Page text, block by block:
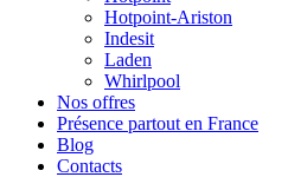
Hotpoint-Ariston
Indesit
Laden
Whirlpool
Nos offres
Présence partout en France
Blog
Contacts